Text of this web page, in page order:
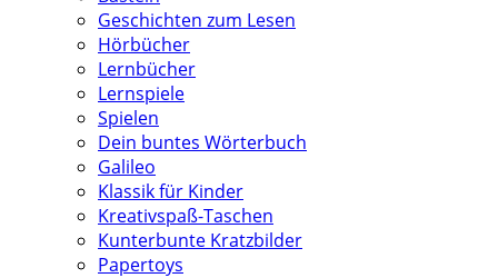
Geschichten zum Lesen
Hörbücher
Lernbücher
Lernspiele
Spielen
Dein buntes Wörterbuch
Galileo
Klassik für Kinder
Kreativspaß-Taschen
Kunterbunte Kratzbilder
Papertoys